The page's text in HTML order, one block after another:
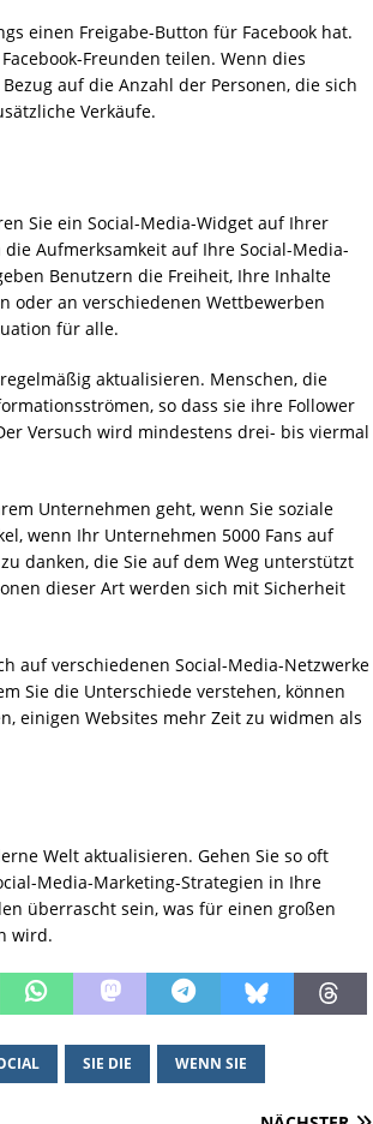
einen Freigabe-Button für Facebook hat.
Freunden teilen. Wenn dies
auf die Anzahl der Personen, die sich
Verkäufe.
Sie ein Social-Media-Widget auf Ihrer
Aufmerksamkeit auf Ihre Social-Media-
Benutzern die Freiheit, Ihre Inhalte
oder an verschiedenen Wettbewerben
für alle.
aktualisieren. Menschen, die
so dass sie ihre Follower
Versuch wird mindestens drei- bis viermal
Unternehmen geht, wenn Sie soziale
wenn Ihr Unternehmen 5000 Fans auf
danken, die Sie auf dem Weg unterstützt
dieser Art werden sich mit Sicherheit
auf verschiedenen Social-Media-Netzwerke
Sie die Unterschiede verstehen, können
einigen Websites mehr Zeit zu widmen als
Welt aktualisieren. Gehen Sie so oft
Media-Marketing-Strategien in Ihre
überrascht sein, was für einen großen
wird.
SIE DIE WENN SIE